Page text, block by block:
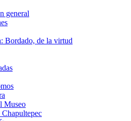
general
Bordado, de la virtud
Museo